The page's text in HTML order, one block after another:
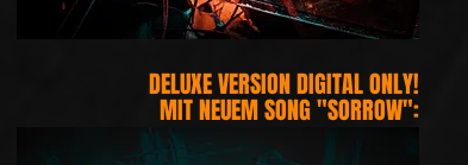
DELUXE VERSION DIGITAL ONLY!
MIT NEUEM SONG "SORROW":